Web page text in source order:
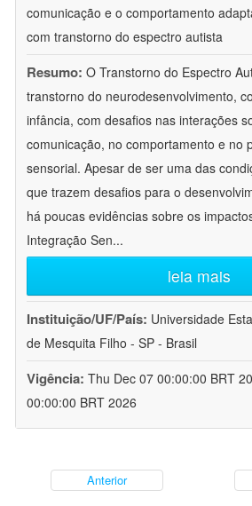
comunicação e o comportamento
com transtorno do espectro autista
Resumo: O Transtorno do Espectro
transtorno do neurodesenvolvimento,
infância, com desafios nas interações
comunicação, no comportamento e no
sensorial. Apesar de ser uma das
que trazem desafios para o
há poucas evidências sobre os
Integração Sen...
leia mais
Instituição/UF/País: Universidade
de Mesquita Filho - SP - Brasil
Vigência: Thu Dec 07 00:00:00 BRT
00:00:00 BRT 2026
Anterior